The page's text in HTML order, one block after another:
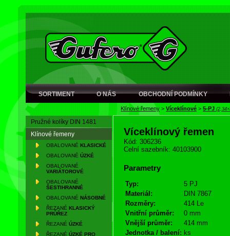
SORTIMENT O NÁS OBCHODNÍ PODMÍNKY
Klínové řemeny > Víceklínové > 5-PJ
Pružné kolíky DIN 1481
Klínové řemeny
OBALOVANÉ KLASICKÉ
OBALOVANÉ ÚZKÉ
OBALOVANÉ
VARIÁTOROVÉ
OBALOVANÉ
ŠESTIHRANNÉ
OBALOVANÉ NÁSOBNÉ
ŘEZANÉ KLASICKÝ
PRŮŘEZ
ŘEZANÉ ÚZKÉ
ŘEZANÉ ÚZKÉ PRO
Víceklínový řemen
Kód: 306236
Celní sazebník: 40103900
Parametry
Typ:
5 PJ
Materiál:
DIN 7867
Rozměry:
414 Le
Vnitřní průměr:
0 mm
Vnější průměr:
414 mm
Jednotka / balení: ks